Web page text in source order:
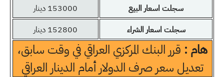
سجلت اسعار البيع
153000 دينار
سجلت اسعار الشراء
152800 دينار
هام : قرر البنك المركزي العراقي في وقت سابق،
تعديل سعر صرف الدولار أمام الدينار العراقي